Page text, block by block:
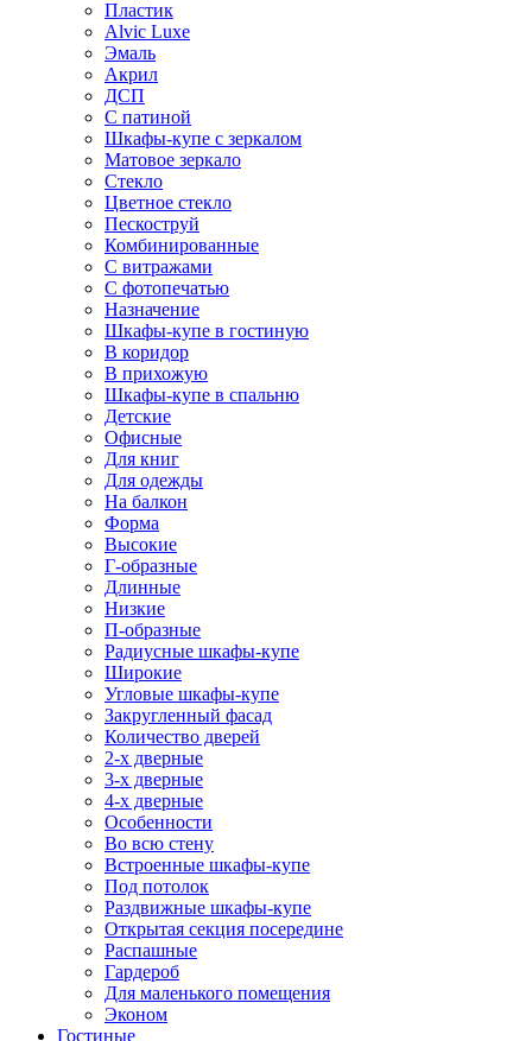
Пластик
Alvic Luxe
Эмаль
Акрил
ДСП
С патиной
Шкафы-купе с зеркалом
Матовое зеркало
Стекло
Цветное стекло
Пескоструй
Комбинированные
С витражами
С фотопечатью
Назначение
Шкафы-купе в гостиную
В коридор
В прихожую
Шкафы-купе в спальню
Детские
Офисные
Для книг
Для одежды
На балкон
Форма
Высокие
Г-образные
Длинные
Низкие
П-образные
Радиусные шкафы-купе
Широкие
Угловые шкафы-купе
Закругленный фасад
Количество дверей
2-х дверные
3-х дверные
4-х дверные
Особенности
Во всю стену
Встроенные шкафы-купе
Под потолок
Раздвижные шкафы-купе
Открытая секция посередине
Распашные
Гардероб
Для маленького помещения
Эконом
Гостиные